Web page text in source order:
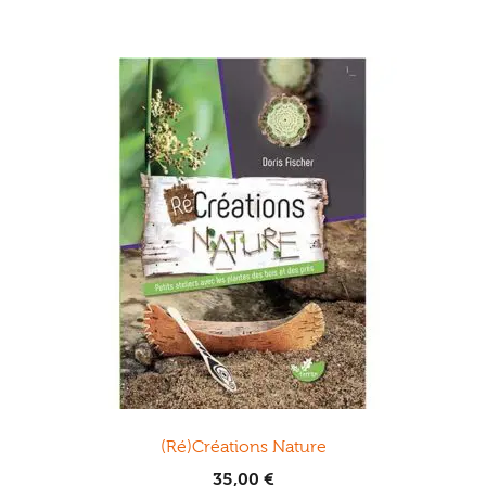
(Ré)Créations Nature
35,00 €